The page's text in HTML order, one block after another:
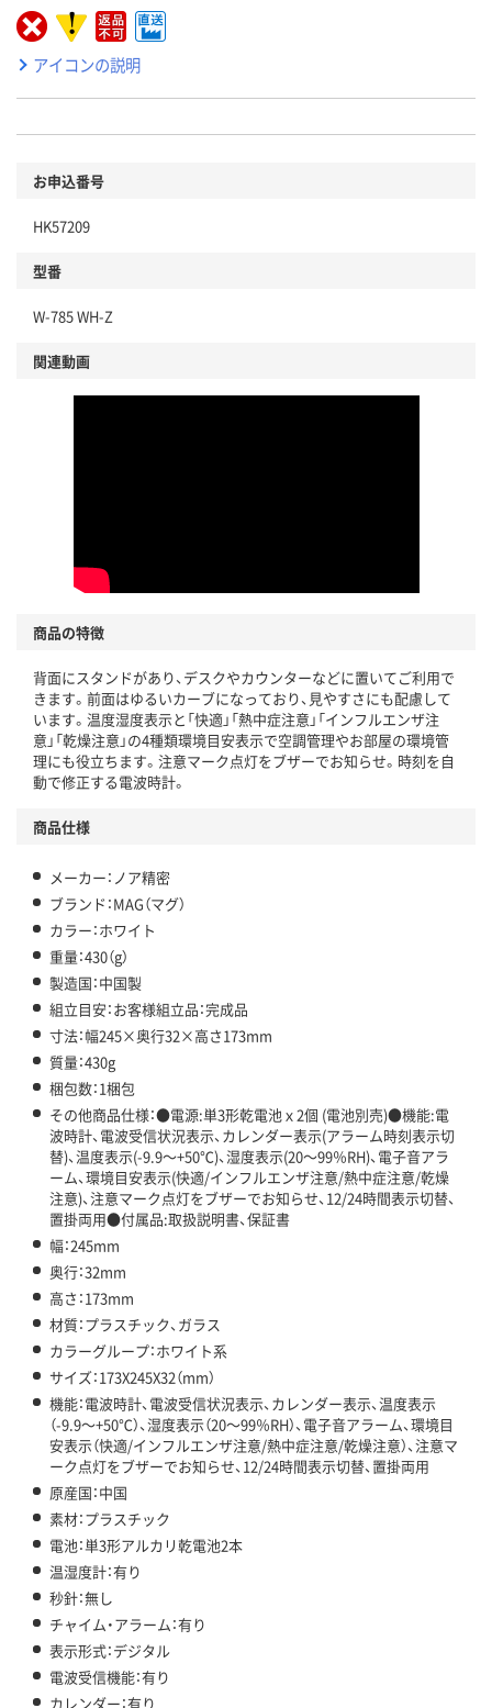
アイコンの説明
お申込番号
HK57209
型番
W-785 WH-Z
関連動画
商品の特徴
背面にスタンドがあり、デスクやカウンターなどに置いてご利用で
きます。前面はゆるいカーブになっており、見やすさにも配慮して
います。温度湿度表示と「快適」「熱中症注意」「インフルエンザ注
意」「乾燥注意」の4種類環境目安表示で空調管理やお部屋の環境管
理にも役立ちます。注意マーク点灯をブザーでお知らせ。時刻を自
動で修正する電波時計。
商品仕様
メーカー：ノア精密
ブランド：MAG（マグ）
カラー：ホワイト
重量：430（g）
製造国：中国製
組立目安：お客様組立品：完成品
寸法：幅245×奥行32×高さ173mm
質量：430g
梱包数：1梱包
その他商品仕様：●電源:単3形乾電池ｘ2個 (電池別売)●機能:電
波時計、電波受信状況表示、カレンダー表示(アラーム時刻表示切
替)、温度表示(-9.9～+50℃)、湿度表示(20～99％RH)、電子音アラ
ーム、環境目安表示(快適/インフルエンザ注意/熱中症注意/乾燥
注意)、注意マーク点灯をブザーでお知らせ、12/24時間表示切替、
置掛両用●付属品:取扱説明書、保証書
幅：245mm
奥行：32mm
高さ：173mm
材質：プラスチック、ガラス
カラーグループ：ホワイト系
サイズ：173X245X32（mm）
機能：電波時計、電波受信状況表示、カレンダー表示、温度表示
（-9.9～+50℃）、湿度表示（20～99％RH）、電子音アラーム、環境目
安表示（快適/インフルエンザ注意/熱中症注意/乾燥注意）、注意マ
ーク点灯をブザーでお知らせ、12/24時間表示切替、置掛両用
原産国：中国
素材：プラスチック
電池：単3形アルカリ乾電池2本
温湿度計：有り
秒針：無し
チャイム・アラーム：有り
表示形式：デジタル
電波受信機能：有り
カレンダー：有り